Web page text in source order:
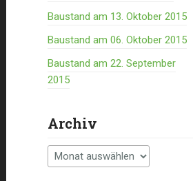
Baustand am 13. Oktober 2015
Baustand am 06. Oktober 2015
Baustand am 22. September
2015
Archiv
Archiv